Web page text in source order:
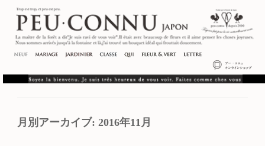
月別アーカイブ: 2016年11月